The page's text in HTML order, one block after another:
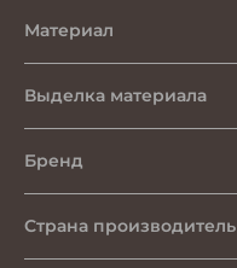
Материал
Выделка материала
Бренд
Страна производитель